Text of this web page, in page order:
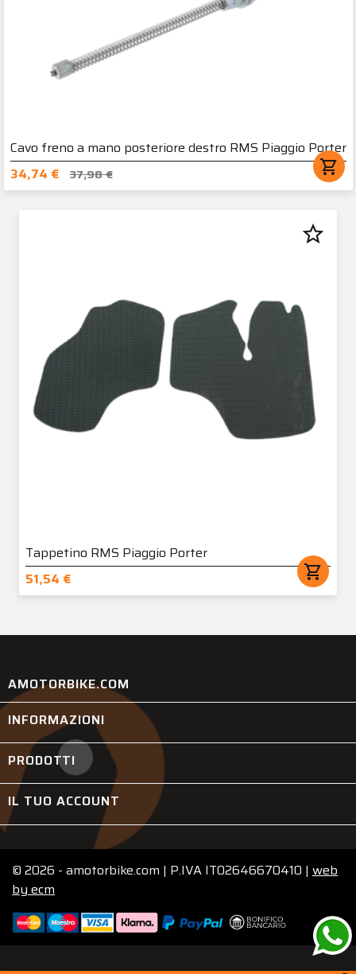
Cavo freno a mano posteriore destro RMS Piaggio Porter
34,74 €
37,98 € shopping_cart
Tappetino RMS Piaggio Porter
51,54 €
shopping_cart
star_border
AMOTORBIKE.COM
INFORMAZIONI
PRODOTTI
IL TUO ACCOUNT
© 2026 - amotorbike.com | P.IVA IT02646670410 | web
by ecm